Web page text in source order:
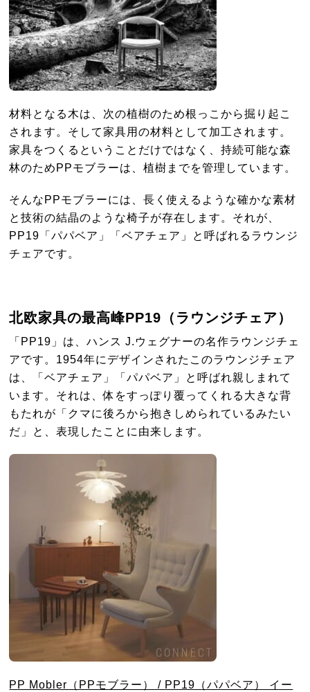
材料となる木は、次の植樹のため根っこから掘り起こ
されます。そして家具用の材料として加工されます。
家具をつくるということだけではなく、持続可能な森
林のためPPモブラーは、植樹までを管理しています。
そんなPPモブラーには、長く使えるような確かな素材
と技術の結晶のような椅子が存在します。それが、
PP19「パパベア」「ベアチェア」と呼ばれるラウンジ
チェアです。
北欧家具の最高峰PP19（ラウンジチェア）
「PP19」は、ハンス J.ウェグナーの名作ラウンジチェ
アです。1954年にデザインされたこのラウンジチェア
は、「ベアチェア」「パパベア」と呼ばれ親しまれて
います。それは、体をすっぽり覆ってくれる大きな背
もたれが「クマに後ろから抱きしめられているみたい
だ」と、表現したことに由来します。
PP Mobler（PPモブラー） / PP19（パパベア） イー